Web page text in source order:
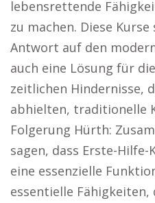
lebensrettende
zu machen. Diese
Antwort auf den
auch eine Lösung für
zeitlichen Hindernisse,
abhielten, traditionelle
Folgerung Hürth:
sagen, dass Erste-
eine essenzielle
essentielle Fähigkeiten,